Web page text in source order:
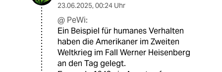
23.06.2025, 00:24 Uhr
@ PeWi:
Ein Beispiel für humanes Verhalten
haben die Amerikaner im Zweiten
Weltkrieg im Fall Werner Heisenberg
an den Tag gelegt.